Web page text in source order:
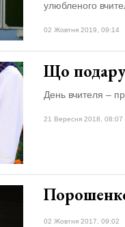
улюбленого
02 Жовтня 2019, 09:14
Що
День вчителя –
21 Вересня 2018, 08:07
02 Жовтня 2017, 09:02